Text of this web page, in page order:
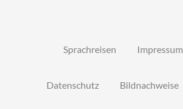
Sprachreisen Impressum
Datenschutz Bildnachweise